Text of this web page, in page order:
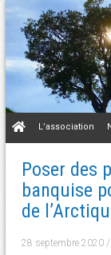
Aller
au
L’association
Poser des
banquise
de
28 septembre 2020/